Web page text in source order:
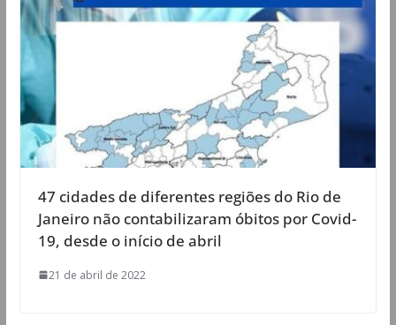
47 cidades de diferentes regiões do Rio de
Janeiro não contabilizaram óbitos por Covid-
19, desde o início de abril
21 de abril de 2022